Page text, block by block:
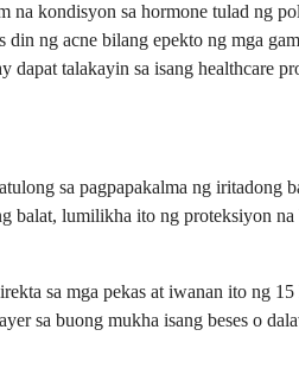
kondisyon sa hormone tulad ng
ng acne bilang epekto ng mga
dapat talakayin sa isang healthcare
sa pagpapakalma ng
lumilikha ito ng proteksiyon
sa mga pekas at iwanan ito ng
sa buong mukha isang beses o